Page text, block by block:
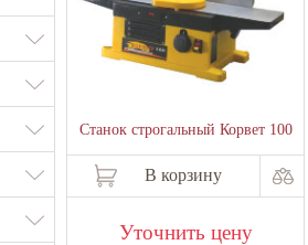
Станок строгальный Корвет 100
В корзину
Уточнить цену